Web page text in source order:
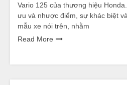
Vario 125 của thương hiệu
ưu và nhược điểm, sự khác biệt
mẫu xe nói trên, nhằm
Read More